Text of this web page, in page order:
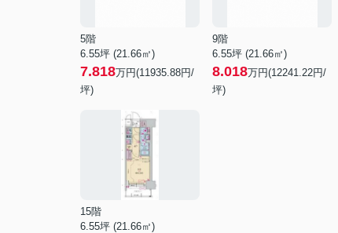
5階
6.55坪 (21.66㎡)
7.818万円(11935.88円/
坪)
9階
6.55坪 (21.66㎡)
8.018万円(12241.22円/
坪)
15階
6.55坪 (21.66㎡)